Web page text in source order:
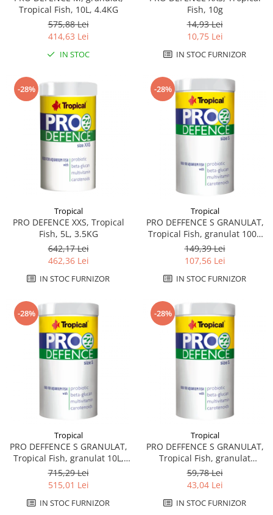
Sampoane si Balsamuri
Servetele Umede
Covorase absorbante
Curatare Ochi
Igiena Interior
Perii si descalcitoare caini
Solutii Atractante si repelente
Custi transport - Pisici
Jucarii Pisici
Lese, Hamuri si Zgarzi
Paturi, perne si cosuri pentru pisici
Recompense Delicioase
Tropical Fish, 10L, 4.4KG
575,88 Lei
414,63 Lei
IN STOC
Fish, 10g
14,93 Lei
10,75 Lei
IN STOC FURNIZOR
-28%
Tropical
PRO DEFENCE XXS, Tropical
Fish, 5L, 3.5KG
642,17 Lei
462,36 Lei
IN STOC FURNIZOR
-28%
Tropical
PRO DEFFENCE S GRANULAT,
Tropical Fish, granulat 1000
ml, 520g
149,39 Lei
107,56 Lei
IN STOC FURNIZOR
-28%
Tropical
PRO DEFFENCE S GRANULAT,
Tropical Fish, granulat 10L,
5.2KG
715,29 Lei
515,01 Lei
IN STOC FURNIZOR
-28%
Tropical
PRO DEFFENCE S GRANULAT,
Tropical Fish, granulat
250ml,130g
59,78 Lei
43,04 Lei
IN STOC FURNIZOR